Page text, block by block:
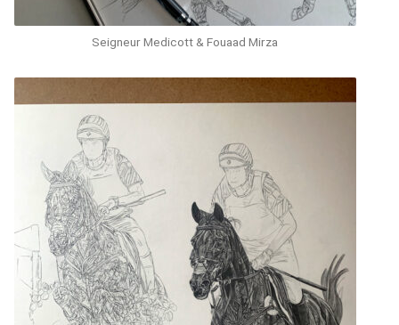
Seigneur Medicott & Fouaad Mirza